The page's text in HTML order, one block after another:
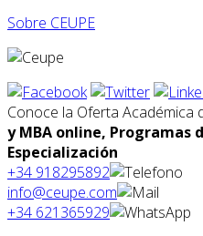
Sobre CEUPE
Conoce la Oferta Académica
y MBA online, Programas
Especialización
+34 918295892
info@ceupe.com
+34 621365929